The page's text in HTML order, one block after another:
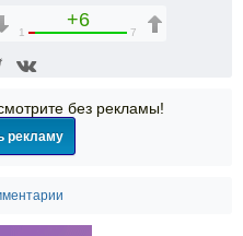
+6
1 7
без рекламы!
рекламу